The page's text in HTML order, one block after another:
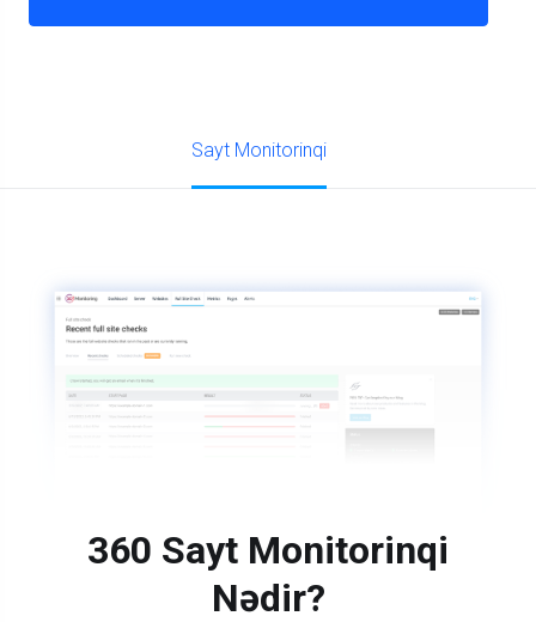
Sayt Monitorinqi
360 Sayt Monitorinqi
Nədir?